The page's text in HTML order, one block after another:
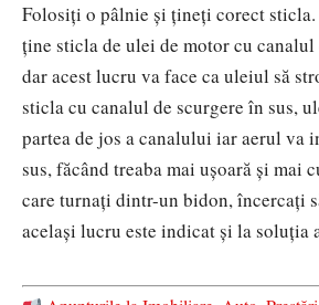
Folosiți o pâlnie și țineți corect sticla.
ține sticla de ulei de motor cu
dar acest lucru va face ca uleiul să
sticla cu canalul de scurgere în sus,
partea de jos a canalului iar aerul va
sus, făcând treaba mai ușoară și mai
care turnați dintr-un bidon, încercați
același lucru este indicat și la soluția